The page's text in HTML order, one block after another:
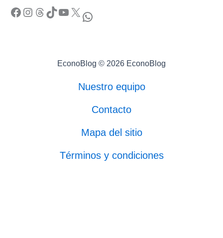
Facebook Instagram Threads TikTok YouTube X WhatsApp
EconoBlog © 2026 EconoBlog
Nuestro equipo
Contacto
Mapa del sitio
Términos y condiciones